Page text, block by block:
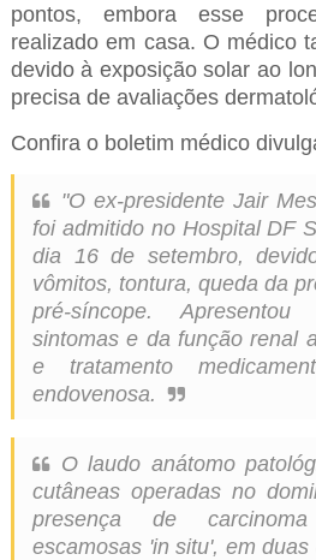
pontos, embora esse
realizado em casa. O médico
devido à exposição solar ao
precisa de avaliações
Confira o boletim médico
"O ex-presidente Jair
foi admitido no Hospital DF
dia 16 de setembro,
vômitos, tontura, queda da
pré-síncope.
sintomas e da função renal
e tratamento
endovenosa.
O laudo anátomo
cutâneas operadas no
presença de
escamosas 'in situ', em